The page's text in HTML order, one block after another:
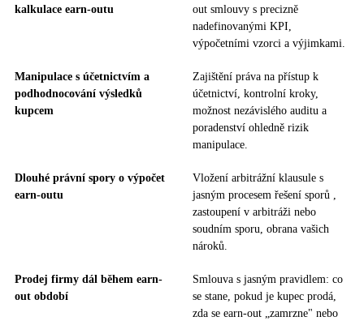
kalkulace earn-outu
out smlouvy s precizně
nadefinovanými KPI,
výpočetními vzorci a výjimkami.
Manipulace s účetnictvím a
podhodnocování výsledků
kupcem
Zajištění práva na přístup k
účetnictví, kontrolní kroky,
možnost nezávislého auditu a
poradenství ohledně rizik
manipulace.
Dlouhé právní spory o výpočet
earn-outu
Vložení arbitrážní klausule s
jasným procesem řešení sporů ,
zastoupení v arbitráži nebo
soudním sporu, obrana vašich
nároků.
Prodej firmy dál během earn-
out období
Smlouva s jasným pravidlem: co
se stane, pokud je kupec prodá,
zda se earn-out „zamrzne" nebo